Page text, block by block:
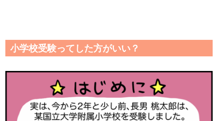
小学校受験ってした方がいい？